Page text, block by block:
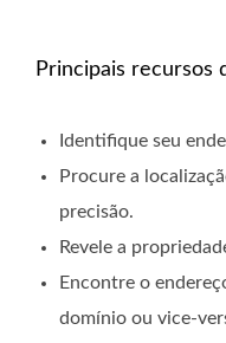
Principais recursos
Identifique seu
Procure a
precisão.
Revele a
Encontre o
domínio ou vice-